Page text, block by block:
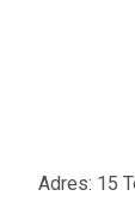
Adres: 15